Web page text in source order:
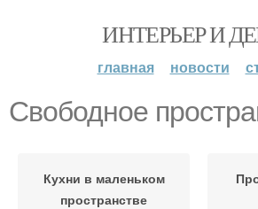
ИНТЕРЬЕР И
главная новости
Свободное
Кухни в маленьком
пространстве